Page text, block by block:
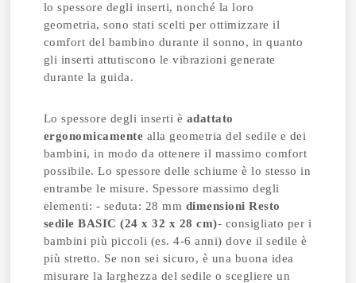
lo spessore degli inserti, nonché la loro
geometria, sono stati scelti per ottimizzare il
comfort del bambino durante il sonno, in quanto
gli inserti attutiscono le vibrazioni generate
durante la guida.
Lo spessore degli inserti è adattato
ergonomicamente alla geometria del sedile e dei
bambini, in modo da ottenere il massimo comfort
possibile. Lo spessore delle schiume è lo stesso in
entrambe le misure. Spessore massimo degli
elementi: - seduta: 28 mm dimensioniResto
sedile BASIC (24 x 32 x 28 cm)- consigliato per i
bambini più piccoli (es. 4-6 anni) dove il sedile è
più stretto. Se non sei sicuro, è una buona idea
misurare la larghezza del sedile o scegliere un